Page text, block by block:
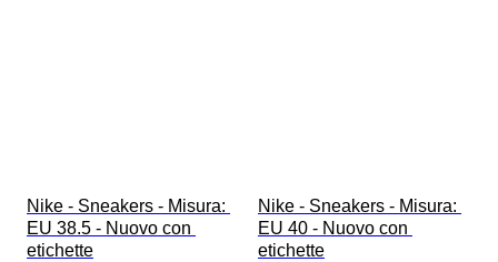
Nike - Sneakers - Misura:
EU 38.5 - Nuovo con
etichette
Nike - Sneakers - Misura:
EU 40 - Nuovo con
etichette